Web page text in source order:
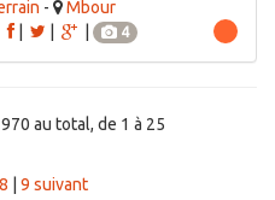
-
Mbour
|
4
au total, de 1 à 25
8 9 suivant